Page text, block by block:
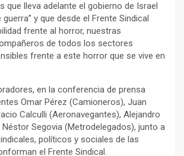
que lleva adelante el gobierno de Israel
y que desde el Frente Sindical
frente al horror, nuestras
de todos los sectores
frente a este horror que se vive en
en la conferencia de prensa
Omar Pérez (Camioneros), Juan
Calculli (Aeronavegantes), Alejandro
Néstor Segovia (Metrodelegados), junto a
políticos y sociales de las
el Frente Sindical.